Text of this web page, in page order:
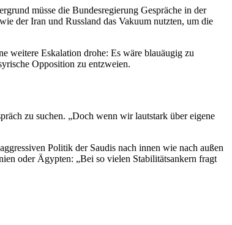
müsse die Bundesregierung Gespräche in der
der Iran und Russland das Vakuum nutzten, um die
weitere Eskalation drohe: Es wäre blauäugig zu
Opposition zu entzweien.
zu suchen. „Doch wenn wir lautstark über eigene
Politik der Saudis nach innen wie nach außen
oder Ägypten: „Bei so vielen Stabilitätsankern fragt